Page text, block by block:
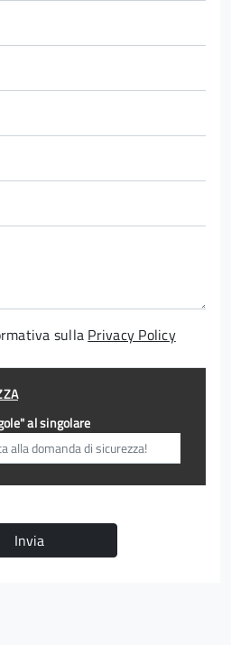
sulla Privacy Policy
al singolare
Invia